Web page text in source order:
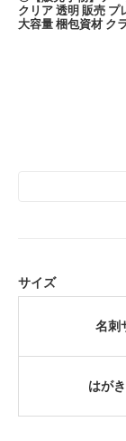
クリア 透明 販売 プ
大容量 梱包資材 ク
サイズ
名刺
はが